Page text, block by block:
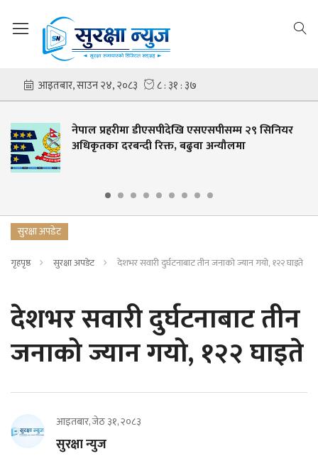
नेपाल प्रहरीमा डीएसपीदेखि एसएसपीसम्म २९ सिनियर
अधिकृतका दरबन्दी रिक्त, बढुवा अन्यौलमा
सुरक्षा अपडेट
गृहपृष्ठ सुरक्षा अपडेट देशभर सवारी दुर्घटनाबाट तीन जनाको ज्यान गयो, १२२ घाइते
देशभर सवारी दुर्घटनाबाट तीन
जनाको ज्यान गयो, १२२ घाइते
आइतबार, जेठ ३१, २०८३
सुरक्षा न्युज